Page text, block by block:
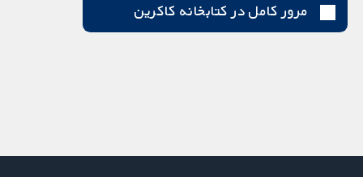
مرور کامل در کتابخانه کاکرین